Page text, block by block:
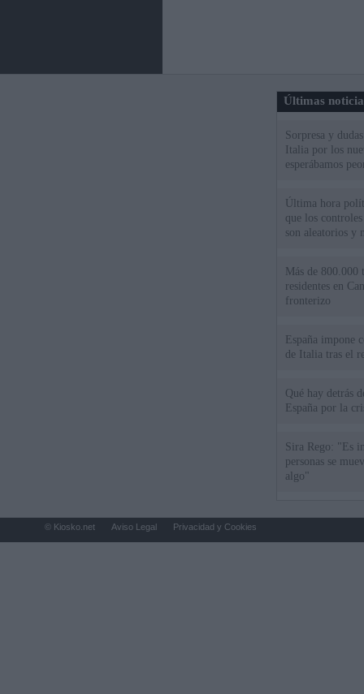
Últimas
Sorpresa y
Italia por los
esperábamos
Última hora
que los
son aleatorios y
Más de 800.000
residentes en
fronterizo
España impone
de Italia tras el
Qué hay detrás
España por la
Sira Rego: "Es
personas se
algo"
© Kiosko.net Aviso Legal Privacidad y Cookies